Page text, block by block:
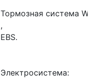
Тормозная система
,
EBS.
Электросистема: